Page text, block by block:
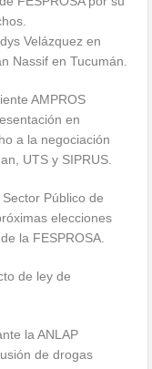
Velázquez en
Nassif en Tucumán.
AMPROS
en
a la negociación
UTS y SIPRUS.
Público de
elecciones
la FESPROSA.
de ley de
la ANLAP
de drogas